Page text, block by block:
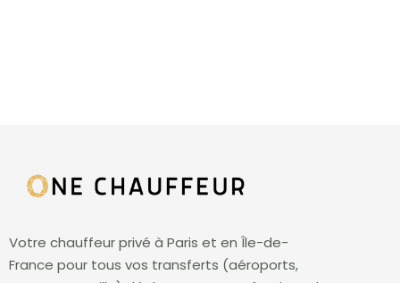
Votre chauffeur privé à Paris et en Île-de-
France pour tous vos transferts (aéroports,